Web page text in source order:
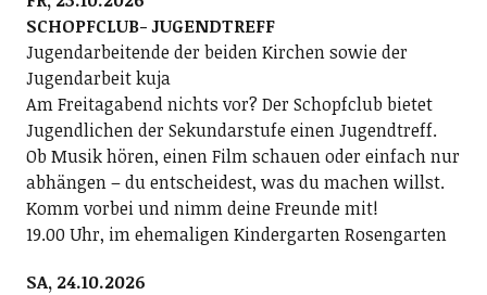
SCHOPFCLUB- JUGENDTREFF
Jugendarbeitende der beiden Kirchen sowie der
Jugendarbeit kuja
Am Freitagabend nichts vor? Der Schopfclub bietet
Jugendlichen der Sekundarstufe einen Jugendtreff.
Ob Musik hören, einen Film schauen oder einfach nur
abhängen – du entscheidest, was du machen willst.
Komm vorbei und nimm deine Freunde mit!
19.00 Uhr, im ehemaligen Kindergarten Rosengarten
SA, 24.10.2026